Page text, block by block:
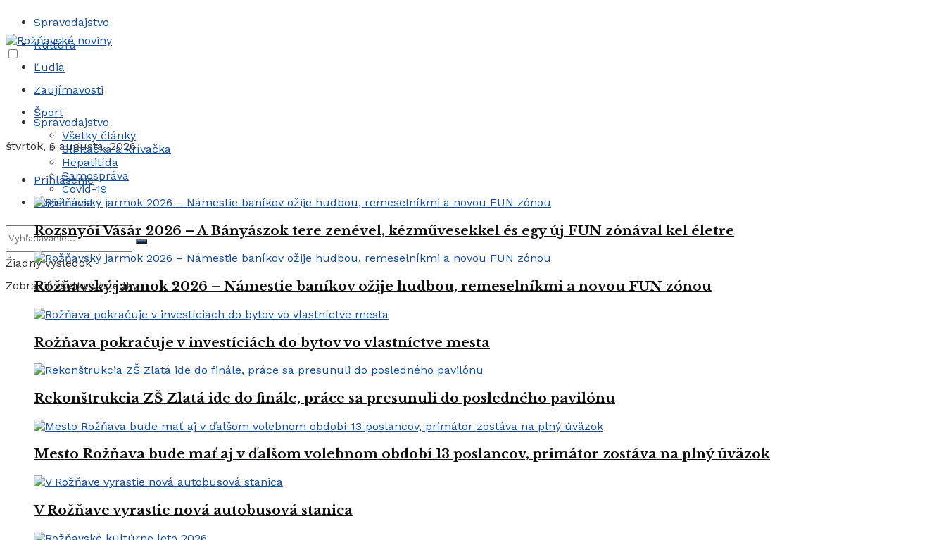
Spravodajstvo
Kultúra
Ľudia
Zaujímavosti
Šport
štvrtok, 6 augusta, 2026
Prihlásenie
Registrácia
Žiadny výsledok
Zobraziť všetky výsledky
Spravodajstvo
Všetky články
Slintačka a krívačka
Hepatitída
Samospráva
Covid-19
Rozsnyói Vásár 2026 – A Bányászok tere zenével, kézművesekkel és egy új FUN zónával kel életre
Rožňavský jarmok 2026 – Námestie baníkov ožije hudbou, remeselníkmi a novou FUN zónou
Rožňava pokračuje v investíciách do bytov vo vlastníctve mesta
Rekonštrukcia ZŠ Zlatá ide do finále, práce sa presunuli do posledného pavilónu
Mesto Rožňava bude mať aj v ďalšom volebnom období 13 poslancov, primátor zostáva na plný úväzok
V Rožňave vyrastie nová autobusová stanica